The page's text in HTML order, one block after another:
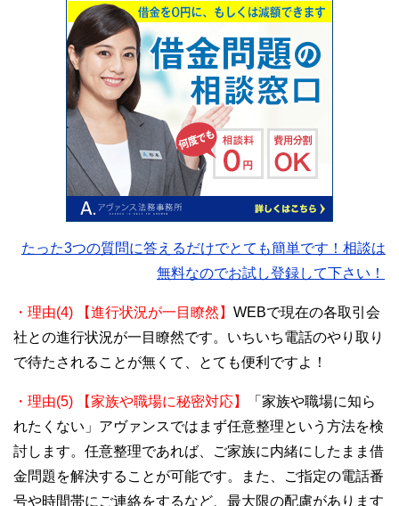
たった3つの質問に答えるだけでとても簡単です！相談は
無料なのでお試し登録して下さい！
・理由(4) 【進行状況が一目瞭然】 WEBで現在の各取引会
社との進行状況が一目瞭然です。いちいち電話のやり取り
で待たされることが無くて、とても便利ですよ！
・理由(5) 【家族や職場に秘密対応】
「家族や職場に知ら
れたくない」アヴァンスではまず任意整理という方法を検
討します。任意整理であれば、ご家族に内緒にしたまま借
金問題を解決することが可能です。また、ご指定の電話番
号や時間帯にご連絡をするなど、最大限の配慮があります